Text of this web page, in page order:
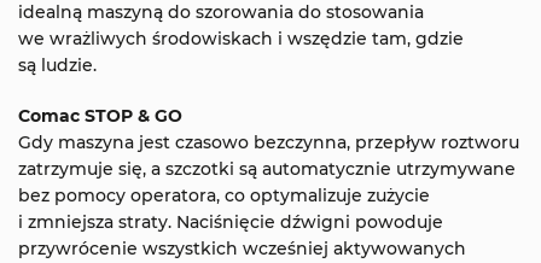
idealną maszyną do szorowania do stosowania
we wrażliwych środowiskach i wszędzie tam, gdzie
są ludzie.
Comac STOP & GO
Gdy maszyna jest czasowo bezczynna, przepływ roztworu
zatrzymuje się, a szczotki są automatycznie utrzymywane
bez pomocy operatora, co optymalizuje zużycie
i zmniejsza straty. Naciśnięcie dźwigni powoduje
przywrócenie wszystkich wcześniej aktywowanych